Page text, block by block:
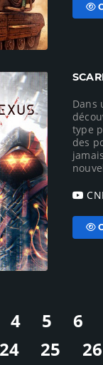
Dans
type
des
4 5 6
24 25 26